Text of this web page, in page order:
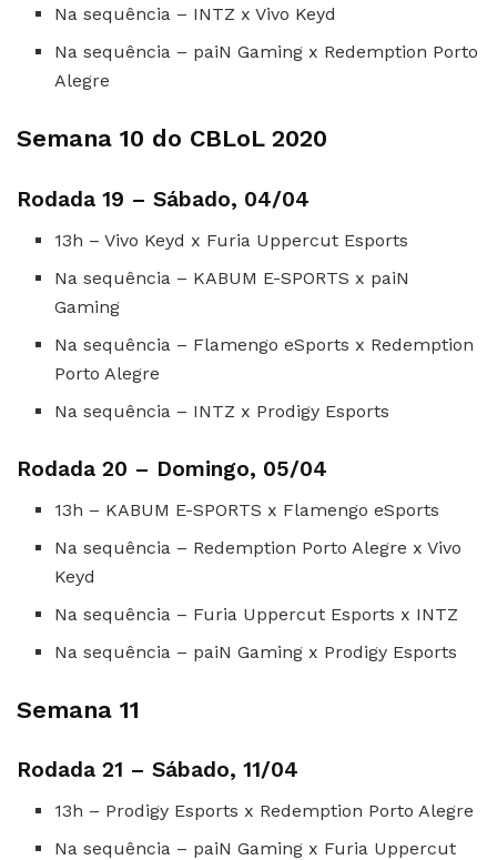
Na sequência – INTZ x Vivo Keyd
Na sequência – paiN Gaming x Redemption Porto
Alegre
Semana 10 do CBLoL 2020
Rodada 19 – Sábado, 04/04
13h – Vivo Keyd x Furia Uppercut Esports
Na sequência – KABUM E-SPORTS x paiN
Gaming
Na sequência – Flamengo eSports x Redemption
Porto Alegre
Na sequência – INTZ x Prodigy Esports
Rodada 20 – Domingo, 05/04
13h – KABUM E-SPORTS x Flamengo eSports
Na sequência – Redemption Porto Alegre x Vivo
Keyd
Na sequência – Furia Uppercut Esports x INTZ
Na sequência – paiN Gaming x Prodigy Esports
Semana 11
Rodada 21 – Sábado, 11/04
13h – Prodigy Esports x Redemption Porto Alegre
Na sequência – paiN Gaming x Furia Uppercut